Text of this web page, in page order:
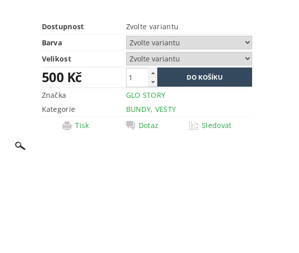
Dostupnost
Zvolte variantu
Barva
Velikost
500 Kč
Značka
GLO STORY
Kategorie
BUNDY, VESTY
Tisk
Dotaz Sledovat